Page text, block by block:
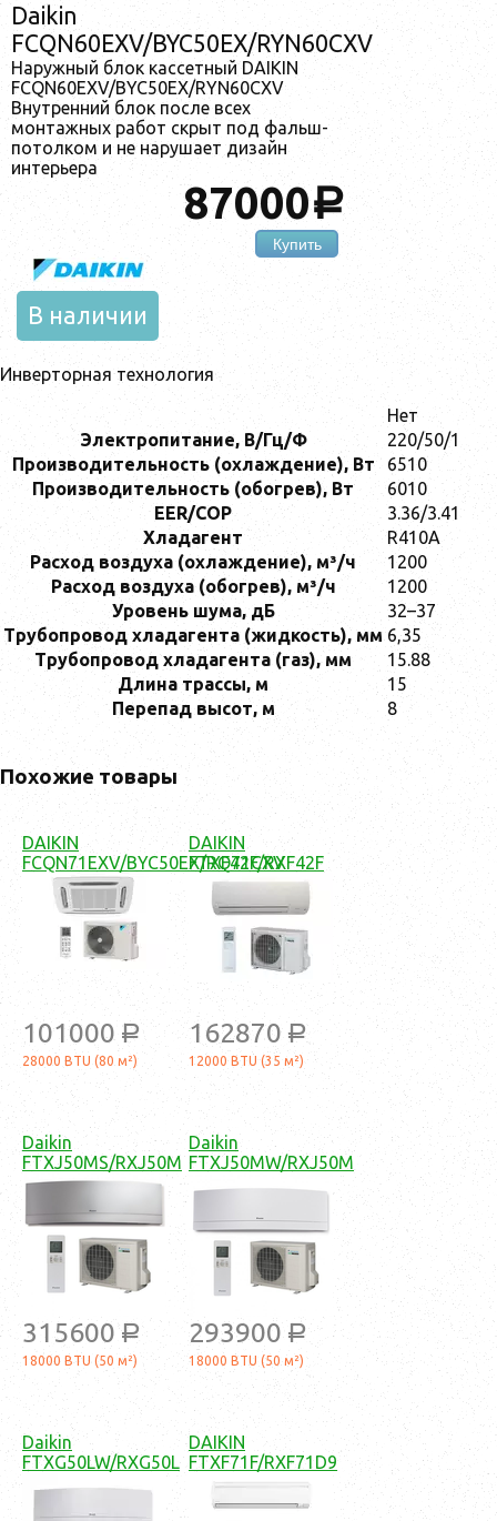
Daikin
FCQN60EXV/BYC50EX/RYN60CXV
Наружный блок кассетный DAIKIN
FCQN60EXV/BYC50EX/RYN60CXV
Внутренний блок после всех
монтажных работ скрыт под фальш-
потолком и не нарушает дизайн
интерьера
87000a
Купить
В наличии
Инверторная технология
Нет
Электропитание, В/Гц/Ф
220/50/1
Производительность (охлаждение), Вт
6510
Производительность (обогрев), Вт
6010
EER/COP
3.36/3.41
Хладагент
R410A
Расход воздуха (охлаждение), м³/ч
1200
Расход воздуха (обогрев), м³/ч
1200
Уровень шума, дБ
32–37
Трубопровод хладагента (жидкость), мм 6,35
Трубопровод хладагента (газ), мм
15.88
Длина трассы, м
15
Перепад высот, м
8
Похожие товары
DAIKIN
FCQN71EXV/BYC50EX/RQ71CXV
101000 a
28000 BTU (80 м²)
DAIKIN
FTXF42F/RXF42F
162870 a
12000 BTU (35 м²)
Daikin
FTXJ50MS/RXJ50M
315600 a
18000 BTU (50 м²)
Daikin
FTXJ50MW/RXJ50M
293900 a
18000 BTU (50 м²)
Daikin
FTXG50LW/RXG50L
DAIKIN
FTXF71F/RXF71D9